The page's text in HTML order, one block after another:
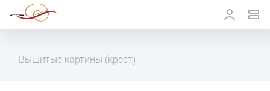
Вышитые картины (крест)